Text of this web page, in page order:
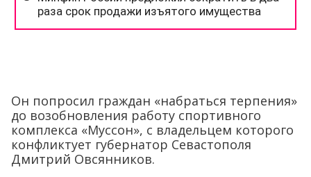
Он попросил граждан «набраться терпения»
до возобновления работу спортивного
комплекса «Муссон», с владельцем которого
конфликтует губернатор Севастополя
Дмитрий Овсянников.